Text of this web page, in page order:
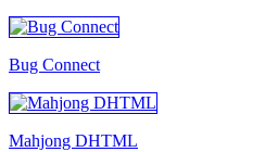
Bug Connect
Mahjong DHTML